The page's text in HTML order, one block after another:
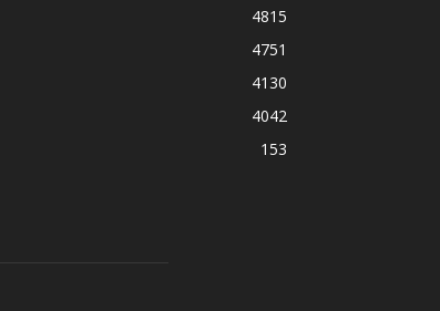
4815
4751
4130
4042
153